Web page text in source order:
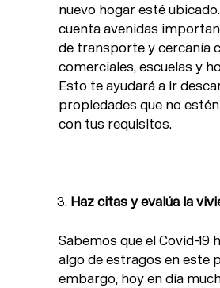
nuevo hogar esté
cuenta avenidas
de transporte y cercanía
comerciales, escuelas y
Esto te ayudará a ir
propiedades que no
con tus requisitos.
Haz citas y evalúa la
Sabemos que el Covid-19
algo de estragos en este
embargo, hoy en día